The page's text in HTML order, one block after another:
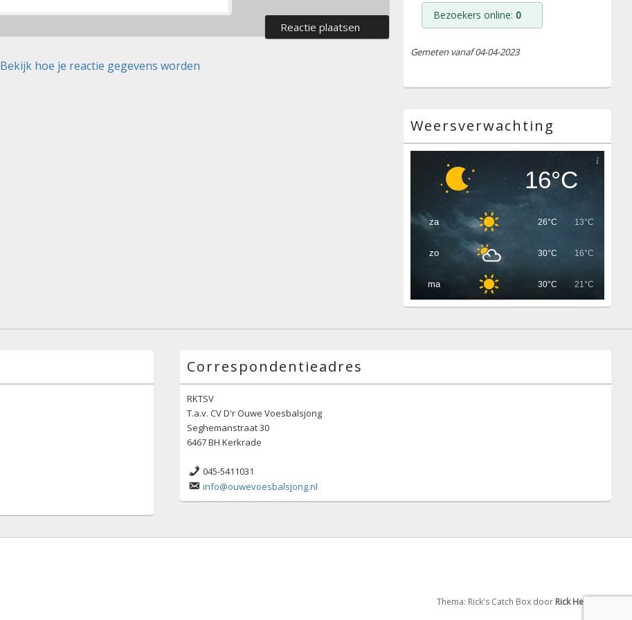
Bekijk hoe je reactie gegevens worden
Bezoekers online: 0
Gemeten vanaf 04-04-2023
Weersverwachting
16°C
za 26°C 13°C
zo 30°C 16°C
ma 30°C 21°C
Correspondentieadres
RKTSV
T.a.v. CV D'r Ouwe Voesbalsjong
Seghemanstraat 30
6467 BH Kerkrade
045-5411031
info@ouwevoesbalsjong.nl
Thema: Rick's Catch Box door Rick Hensgens